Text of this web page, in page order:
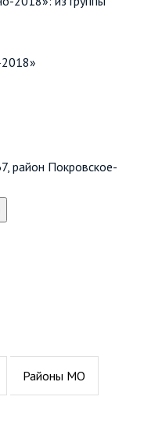
район Покровское-
Районы МО